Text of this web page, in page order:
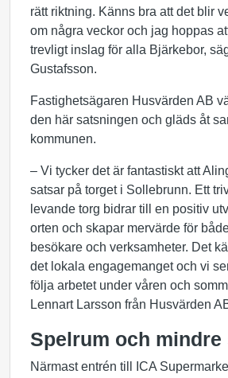
rätt riktning. Känns bra att det blir
om några veckor och jag hoppas
trevligt inslag för alla Bjärkebor,
Gustafsson.
Fastighetsägaren Husvärden AB
den här satsningen och gläds åt
kommunen.
– Vi tycker det är fantastiskt att
satsar på torget i Sollebrunn. Ett
levande torg bidrar till en positiv
orten och skapar mervärde för
besökare och verksamheter. Det
det lokala engagemanget och vi
följa arbetet under våren och
Lennart Larsson från Husvärden
Spelrum och mindre
Närmast entrén till ICA